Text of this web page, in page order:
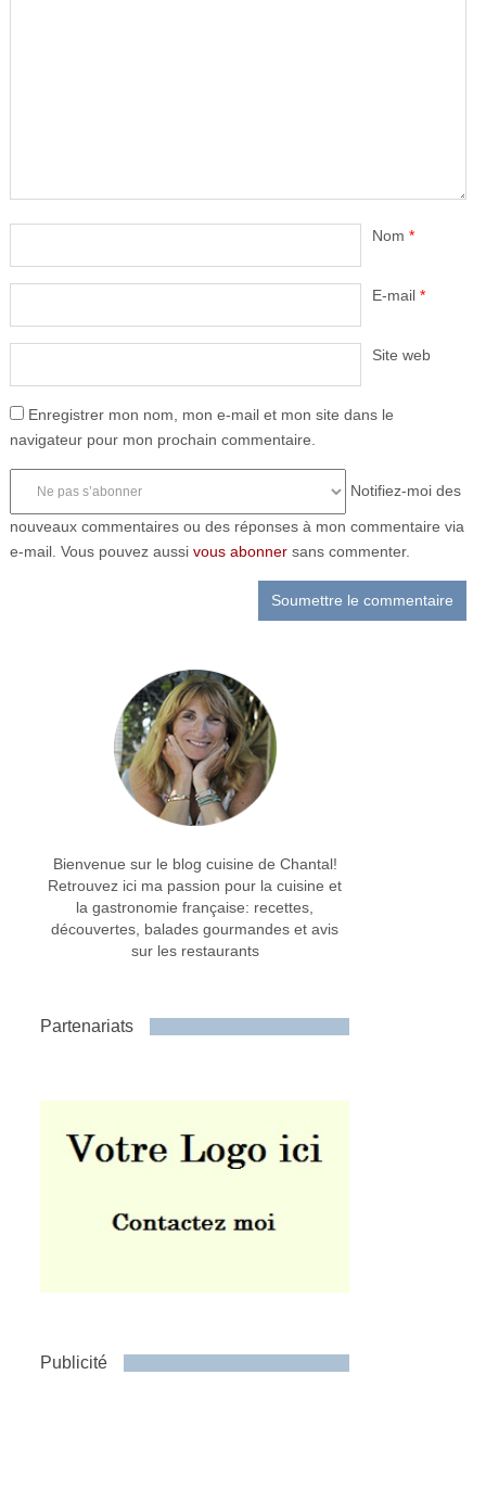
Nom *
E-mail *
Site web
Enregistrer mon nom, mon e-mail et mon site dans le
navigateur pour mon prochain commentaire.
Notifiez-moi des
nouveaux commentaires ou des réponses à mon commentaire via
e-mail. Vous pouvez aussi vous abonnersans commenter.
Bienvenue sur le blog cuisine de Chantal!
Retrouvez ici ma passion pour la cuisine et
la gastronomie française: recettes,
découvertes, balades gourmandes et avis
sur les restaurants
Partenariats
Publicité